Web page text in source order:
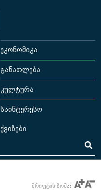
ეკონომიკა
განათლება
კულტურა
საინტერესო
ქვიზები
შრიფტის ზომა: